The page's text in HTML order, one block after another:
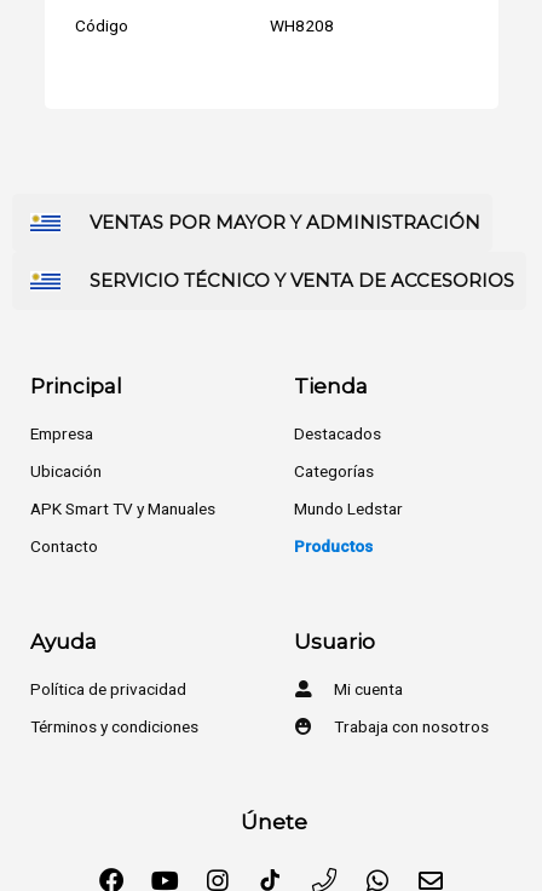
Código WH8208
VENTAS POR MAYOR Y ADMINISTRACIÓN
SERVICIO TÉCNICO Y VENTA DE ACCESORIOS
Principal
Empresa
Ubicación
APK Smart TV y Manuales
Contacto
Tienda
Destacados
Categorías
Mundo Ledstar
Productos
Ayuda
Política de privacidad
Términos y condiciones
Usuario
Mi cuenta
Trabaja con nosotros
Únete